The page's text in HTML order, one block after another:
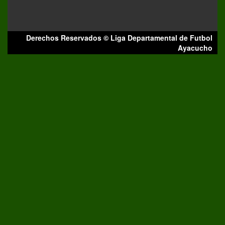
Derechos Reservados © Liga Departamental de Futbol
Ayacucho